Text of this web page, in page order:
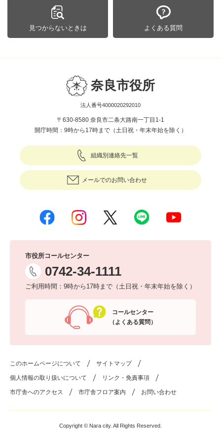
見つからないときは よくある質問
奈良市役所
法人番号4000020292010
〒630-8580 奈良市二条大路南一丁目1-1
開庁時間：9時から17時まで（土日祝・年末年始を除く）
組織別連絡先一覧
メールでのお問い合わせ
市役所コールセンター
0742-34-1111
ご利用時間：9時から17時まで（土日祝・年末年始を除く）
コールセンター
（よくある質問）
このホームページについて サイトマップ
個人情報の取り扱いについて リンク・免責事項
市庁舎へのアクセス 市庁舎フロア案内 お問い合わせ
Copyright © Nara city. All Rights Reserved.